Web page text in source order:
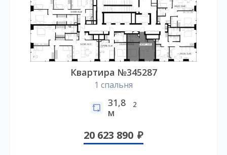
Квартира №345287
1 спальня
31,8
м
2
20 623 890